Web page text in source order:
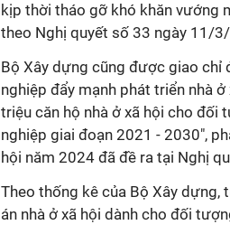
kịp thời tháo gỡ khó khăn vướng
theo Nghị quyết số 33 ngày 11/
Bộ Xây dựng cũng được giao chỉ
nghiệp đẩy mạnh phát triển nhà
triệu căn hộ nhà ở xã hội cho đối
nghiệp giai đoạn 2021 - 2030",
hội năm 2024 đã đề ra tại Nghị
Theo thống kê của Bộ Xây
án nhà ở xã hội dành cho đối